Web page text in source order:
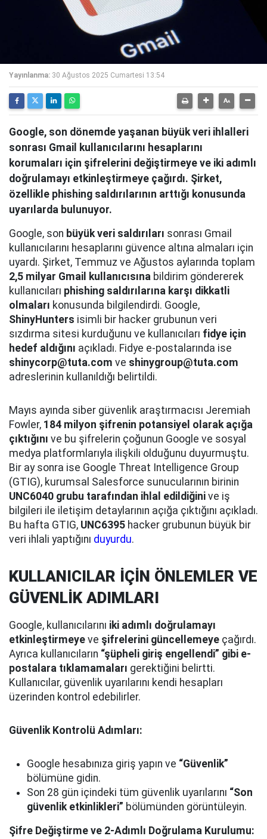
Yayınlanma: 30 Ağustos 2025 Cumartesi 13:54
Google, son dönemde yaşanan büyük veri ihlalleri
sonrası Gmail kullanıcılarını hesaplarını
korumaları için şifrelerini değiştirmeye ve iki adımlı
doğrulamayı etkinleştirmeye çağırdı. Şirket,
özellikle phishing saldırılarının arttığı konusunda
uyarılarda bulunuyor.
Google, son büyük veri saldırıları sonrası Gmail
kullanıcılarını hesaplarını güvence altına almaları için
uyardı. Şirket, Temmuz ve Ağustos aylarında toplam
2,5 milyar Gmail kullanıcısına bildirim göndererek
kullanıcıları phishing saldırılarına karşı dikkatli
olmaları konusunda bilgilendirdi. Google,
ShinyHunters isimli bir hacker grubunun veri
sızdırma sitesi kurduğunu ve kullanıcıları fidye için
hedef aldığını açıkladı. Fidye e-postalarında ise
shinycorp@tuta.com ve shinygroup@tuta.com
adreslerinin kullanıldığı belirtildi.
Mayıs ayında siber güvenlik araştırmacısı Jeremiah
Fowler, 184 milyon şifrenin potansiyel olarak açığa
çıktığını ve bu şifrelerin çoğunun Google ve sosyal
medya platformlarıyla ilişkili olduğunu duyurmuştu.
Bir ay sonra ise Google Threat Intelligence Group
(GTIG), kurumsal Salesforce sunucularının birinin
UNC6040 grubu tarafından ihlal edildiğini ve iş
bilgileri ile iletişim detaylarının açığa çıktığını açıkladı.
Bu hafta GTIG, UNC6395 hacker grubunun büyük bir
veri ihlali yaptığını duyurdu.
KULLANICILAR İÇİN ÖNLEMLER VE
GÜVENLİK ADIMLARI
Google, kullanıcılarını iki adımlı doğrulamayı
etkinleştirmeye ve şifrelerini güncellemeye çağırdı.
Ayrıca kullanıcıların “şüpheli giriş engellendi” gibi e-
postalara tıklamamaları gerektiğini belirtti.
Kullanıcılar, güvenlik uyarılarını kendi hesapları
üzerinden kontrol edebilirler.
Güvenlik Kontrolü Adımları:
Google hesabınıza giriş yapın ve “Güvenlik”
bölümüne gidin.
Son 28 gün içindeki tüm güvenlik uyarılarını “Son
güvenlik etkinlikleri” bölümünden görüntüleyin.
Şifre Değiştirme ve 2-Adımlı Doğrulama Kurulumu: